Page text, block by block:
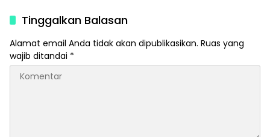
Pendapatan Daerah
Tinggalkan Balasan
Alamat email Anda tidak akan dipublikasikan. Ruas yang
wajib ditandai *